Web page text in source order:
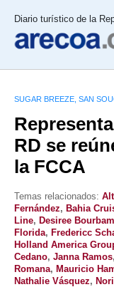
Diario turístico de la
SUGAR BREEZE, SAN
RD se
la FCCA
Temas relacionados:
Fernández, Bahia
Line, Desiree
Florida, Fredericc
Holland America
Cedano, Janna Ramos,
Romana, Mauricio
Nathalie Vásquez,